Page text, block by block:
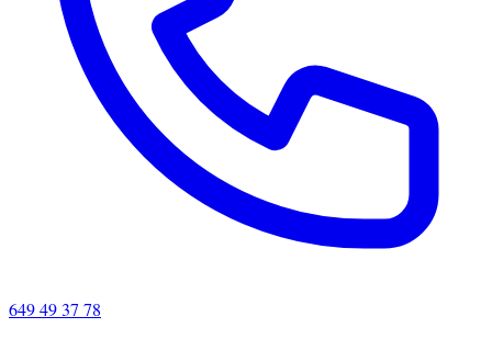
649 49 37 78